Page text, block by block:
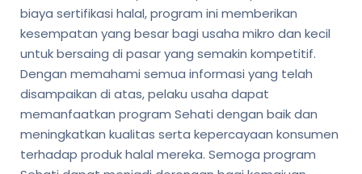
biaya sertifikasi halal, program ini memberikan
kesempatan yang besar bagi usaha mikro dan kecil
untuk bersaing di pasar yang semakin kompetitif.
Dengan memahami semua informasi yang telah
disampaikan di atas, pelaku usaha dapat
memanfaatkan program Sehati dengan baik dan
meningkatkan kualitas serta kepercayaan konsumen
terhadap produk halal mereka. Semoga program